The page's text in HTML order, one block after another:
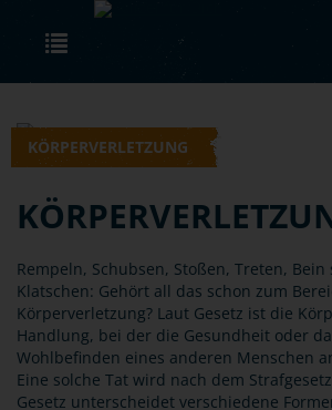
Skip to main content
KÖRPERVERLETZUNG
Rempeln, Schubsen, Stoßen, Treten, Bein
Klatschen: Gehört all das schon zum
Körperverletzung? Laut Gesetz ist die
Handlung, bei der die Gesundheit oder
Wohlbefinden eines anderen Menschen
Eine solche Tat wird nach dem
Gesetz unterscheidet verschiedene